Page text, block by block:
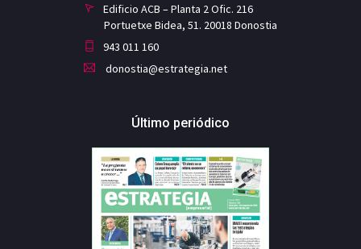
Edificio ACB – Planta 2 Ofic. 216
Portuetxe Bidea, 51. 20018 Donostia
943 011 160
donostia@estrategia.net
Último periódico